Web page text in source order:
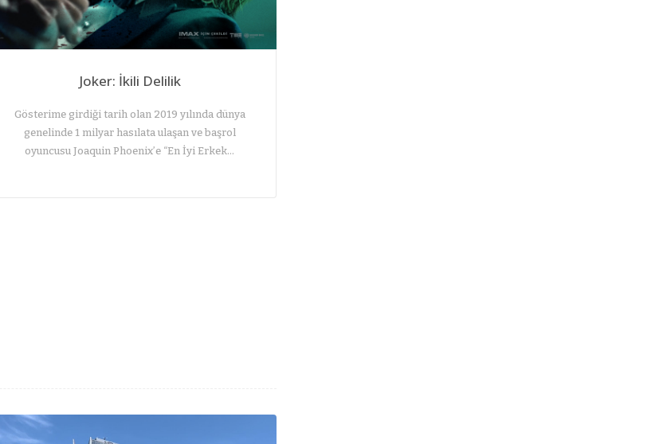
Joker: İkili Delilik
Gösterime girdiği tarih olan 2019 yılında dünya
genelinde 1 milyar hasılata ulaşan ve başrol
oyuncusu Joaquin Phoenix’e “En İyi Erkek…